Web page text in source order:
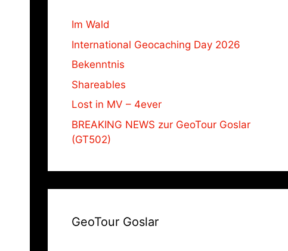
Im Wald
International Geocaching Day 2026
Bekenntnis
Shareables
Lost in MV – 4ever
BREAKING NEWS zur GeoTour Goslar
(GT502)
GeoTour Goslar